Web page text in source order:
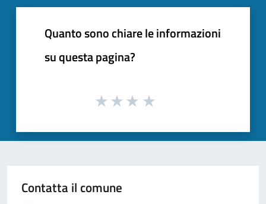
Quanto sono chiare le informazioni
su questa pagina?
Contatta il comune